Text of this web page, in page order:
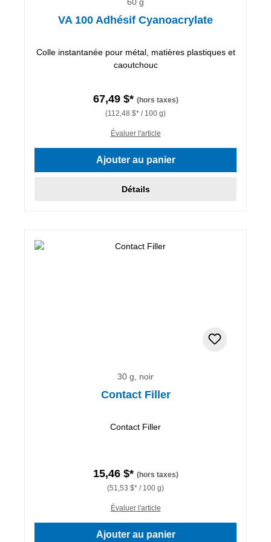
VA 100 Adhésif Cyanoacrylate
Colle instantanée pour métal, matières plastiques et
caoutchouc
67,49 $* (hors taxes)
(112,48 $* / 100 g)
Évaluer l'article
Ajouter au panier
Détails
30 g, noir
Contact Filler
Contact Filler
15,46 $* (hors taxes)
(51,53 $* / 100 g)
Évaluer l'article
Ajouter au panier